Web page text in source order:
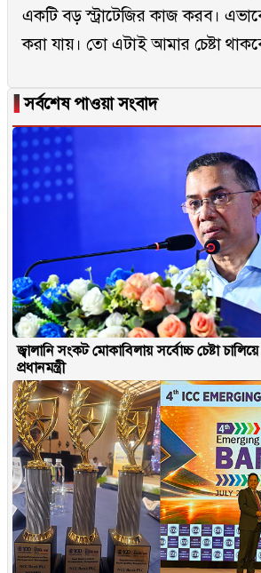
একটি বড় স্ট্রাটেজির কাজ করব।
করা যায়। তো এটাই আমার চেষ্টা
▐সর্বশেষ পাওয়া সংবাদ
জ্বালানি সংকট মোকাবিলায় সর্বোচ্চ চেষ্টা
প্রধানমন্ত্রী